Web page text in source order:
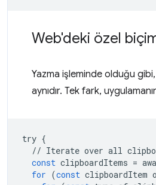
Web'deki özel
Yazma işleminde olduğu
aynıdır. Tek fark,
try {
// Iterate over all
const clipboardItems =
for (const clipboardItem